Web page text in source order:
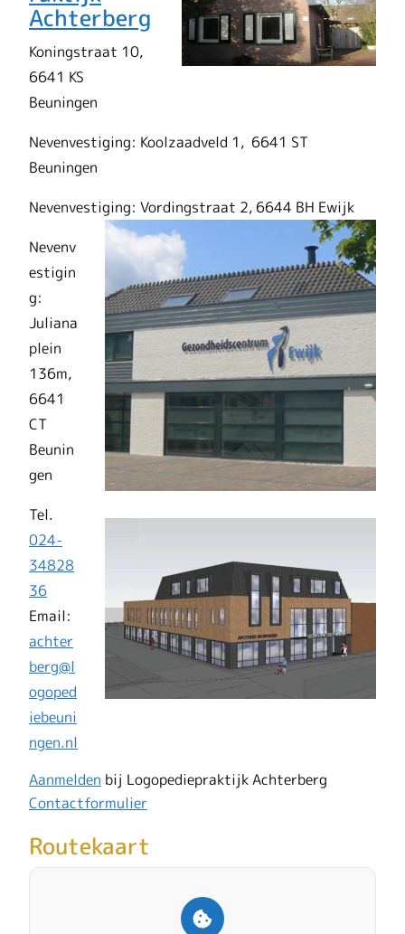
Achterberg
Koningstraat 10,
6641 KS
Beuningen
Nevenvestiging: Koolzaadveld 1, 6641 ST
Beuningen
Nevenvestiging: Vordingstraat 2, 6644 BH Ewijk
Nevenv
estigin
g:
Juliana
plein
136m,
6641
CT
Beunin
gen
Tel.
024-
34828
36
Email:
achter
berg@l
ogoped
iebeuni
ngen.nl
Aanmelden bij Logopediepraktijk Achterberg
Contactformulier
Routekaart